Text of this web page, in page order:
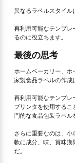
異なるラベルスタイル
再利用可能なテンプレ
るのに役立ちます。
最後の思考
ホームベーカリー、
家製食品ラベルの作成
再利用可能なテンプレ
プリンタを使用する
門的な食品包装ラベル
さらに重要なのは、
軟に成分、味、賞味期
だ。